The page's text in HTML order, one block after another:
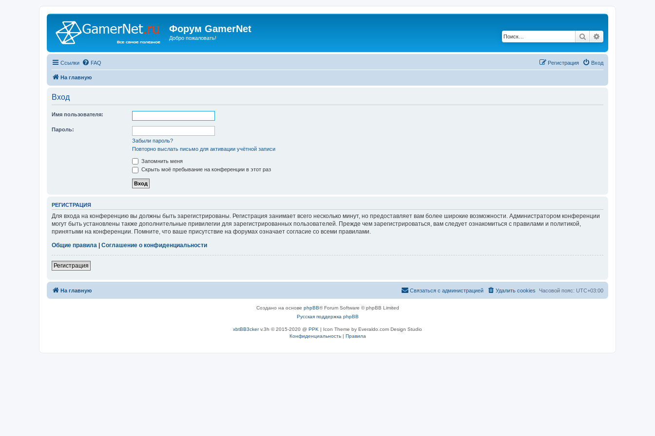
Форум GamerNet
Добро пожаловать! Поиск
Ссылки FAQ Вход
Регистрация
На главную
Вход
Имя пользователя:
Пароль:
Забыли пароль?
Повторно выслать письмо для активации учётной записи
Запомнить меня
Скрыть моё пребывание на конференции в этот раз
РЕГИСТРАЦИЯ
Для входа на конференцию вы должны быть зарегистрированы. Регистрация занимает всего несколько минут, но предоставляет вам более широкие возможности. Администратором конференции
могут быть установлены также дополнительные привилегии для зарегистрированных пользователей. Прежде чем зарегистрироваться, вам следует ознакомиться с правилами и политикой,
принятыми на конференции. Помните, что ваше присутствие на форумах означает согласие со всеми правилами.
Общие правила
Соглашение о конфиденциальности
Регистрация
На главную Часовой пояс: UTC+03:00
Удалить cookies
Связаться с администрацией
Создано на основе phpBB® Forum Software © phpBB Limited
Русская поддержка phpBB
xbtBB3ckerv.3h © 2015-2020 @ PPK | Icon Theme by Everaldo.com Design Studio
Конфиденциальность| Правила